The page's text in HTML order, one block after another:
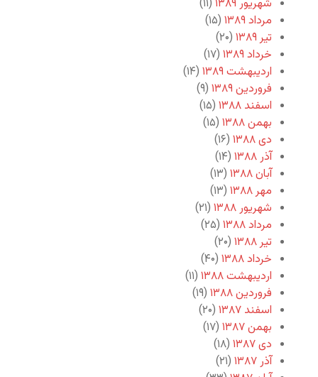
شهریور ۱۳۸۹
(۱۱)
مرداد ۱۳۸۹
(۱۵)
تیر ۱۳۸۹
(۲۰)
خرداد ۱۳۸۹
(۱۷)
اردیبهشت ۱۳۸۹
(۱۴)
فروردین ۱۳۸۹
(۹)
اسفند ۱۳۸۸
(۱۵)
بهمن ۱۳۸۸
(۱۵)
دی ۱۳۸۸
(۱۶)
آذر ۱۳۸۸
(۱۴)
آبان ۱۳۸۸
(۱۳)
مهر ۱۳۸۸
(۱۳)
شهریور ۱۳۸۸
(۲۱)
مرداد ۱۳۸۸
(۲۵)
تیر ۱۳۸۸
(۲۰)
خرداد ۱۳۸۸
(۴۰)
اردیبهشت ۱۳۸۸
(۱۱)
فروردین ۱۳۸۸
(۱۹)
اسفند ۱۳۸۷
(۲۰)
بهمن ۱۳۸۷
(۱۷)
دی ۱۳۸۷
(۱۸)
آذر ۱۳۸۷
(۲۱)